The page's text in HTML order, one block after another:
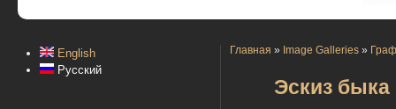
English
Русский
Главная » Image Galleries »
Эскиз быка